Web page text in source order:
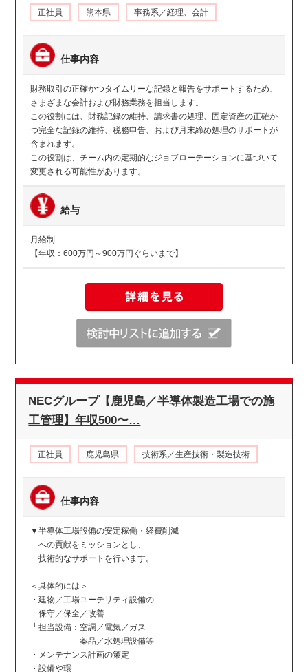
正社員 熊本県 事務系／経理、会計
仕事内容
財務取引の正確かつタイムリーな記録と報告をサポートするため、
さまざまな会計および財務業務を担当します。
この役割には、財務記録の維持、請求書の処理、固定資産の正確か
つ完全な記録の維持、税務申告、および月末締め処理のサポートが
含まれます。
この役割は、チーム内の定期的なジョブローテーションに基づいて
変更される可能性があります。
給与
月給制
【年収：600万円～900万円ぐらいまで】
NECグループ【鹿児島／半導体製造工場での施
工管理】年収500〜…
正社員 鹿児島県 技術系／生産技術・製造技術
仕事内容
▼半導体工場設備の安定稼働・経費削減
への貢献をミッションとし、
技術的なサポートを行います。
＜具体的には＞
・建物／工場ユーテリティ設備の
保守／保全／改善
┗担当設備：空調／電気／ガス
薬品／水処理設備等
・メンテナンス計画の策定
・設備や環…